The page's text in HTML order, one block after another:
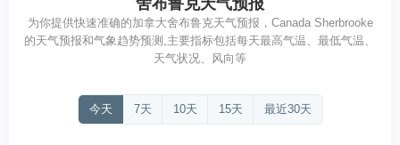
为你提供快速准确的加拿大舍布鲁克天气预报，Canada Sherbrooke
的天气预报和气象趋势预测,主要指标包括每天最高气温、最低气温、
天气状况、风向等
今天 7天 10天 15天 最近30天